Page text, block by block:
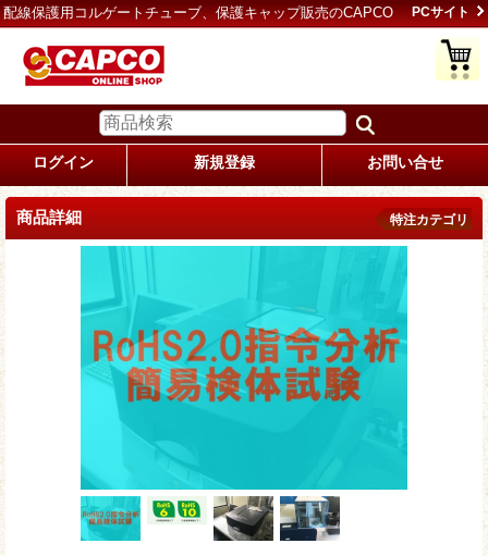
配線保護用コルゲートチューブ、保護キャップ販売のCAPCO PCサイト
ログイン 新規登録 お問い合せ
商品詳細 特注カテゴリ